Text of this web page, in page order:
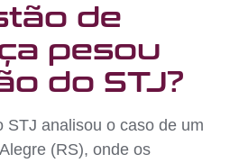
de
pesou
do STJ?
STJ analisou o caso de um
(RS), onde os